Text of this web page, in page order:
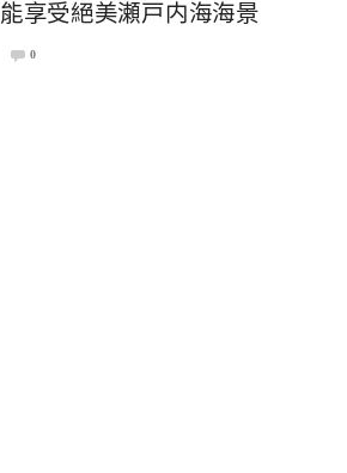
享受絕美瀬戸内海海景
0